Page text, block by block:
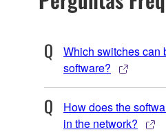
Which switches can
software?
How does the
in the network?